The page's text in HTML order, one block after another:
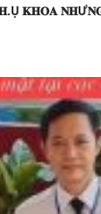
𝐊𝐇𝐎𝐀